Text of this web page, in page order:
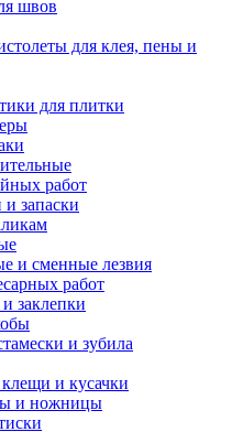
швов
для клея, пены и
для плитки
работ
запаски
и сменные лезвия
работ
заклепки
и зубила
и кусачки
и ножницы